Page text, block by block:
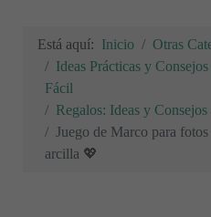
Está aquí: Inicio
Otras
Ideas Prácticas y
Fácil
Regalos: Ideas y Consejos
Juego de Marco para
arcilla 💖